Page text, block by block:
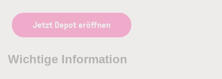
Jetzt Depot eröffnen